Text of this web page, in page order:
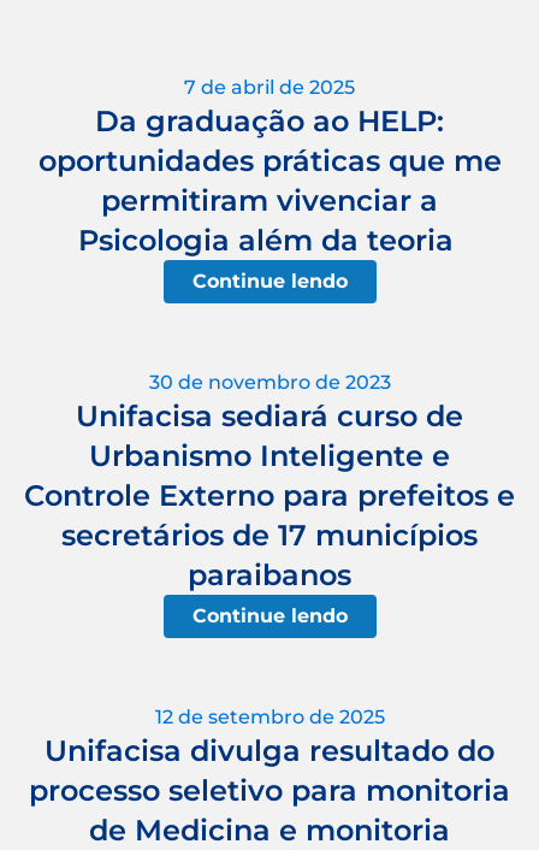
7 de abril de 2025
Da graduação ao HELP:
oportunidades práticas que me
permitiram vivenciar a
Psicologia além da teoria
Continue lendo
30 de novembro de 2023
Unifacisa sediará curso de
Urbanismo Inteligente e
Controle Externo para prefeitos e
secretários de 17 municípios
paraibanos
Continue lendo
12 de setembro de 2025
Unifacisa divulga resultado do
processo seletivo para monitoria
de Medicina e monitoria